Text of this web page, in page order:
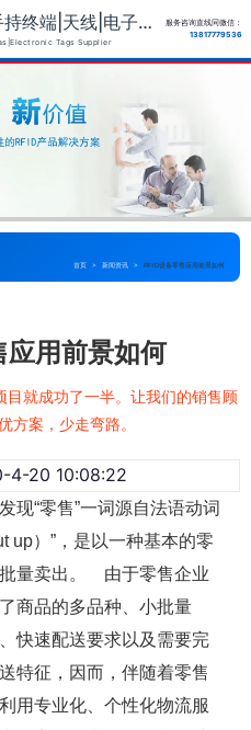
RFID读写器|手持终端|天线|电子标签供应商
Tags Supplier
服务咨询直线同微信：
13817779536
首页 > 新闻资讯 > RFID设备零售应用前景如何
应用前景如何
目就成功了一半。让我们的销售顾
方案，少走弯路。
4-20 10:08:22
“零售”一词源自法语动词
up）”，是以一种基本的零
量卖出。 由于零售企业
商品的多品种、小批量
快速配送要求以及需要完
特征，因而，伴随着零售
用专业化、个性化物流服